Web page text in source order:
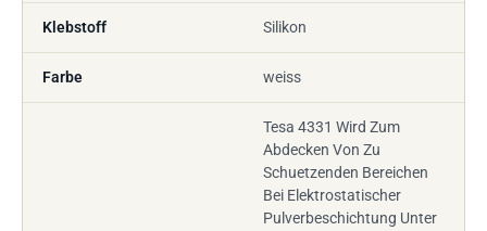
Klebstoff Silikon
Farbe weiss
Tesa 4331 Wird Zum
Abdecken Von Zu
Schuetzenden Bereichen
Bei Elektrostatischer
Pulverbeschichtung Unter